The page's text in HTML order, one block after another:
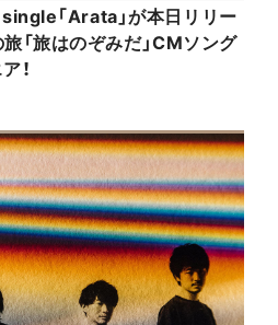
「Arata」が本日リリー
「旅はのぞみだ」CMソング
！